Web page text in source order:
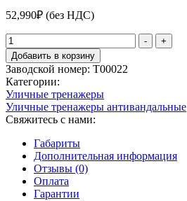
52,990₽ (без НДС)
Количество
товара
Тренажер
уличный
«Степпер
ручка
двойной»
-
+
Добавить в корзину
Заводской номер: Т00022
Категории:
Уличные тренажеры
Уличные тренажеры антивандальныe
Свяжитесь с нами:
Габариты
Дополнительная информация
Отзывы (0)
Оплата
Гарантии